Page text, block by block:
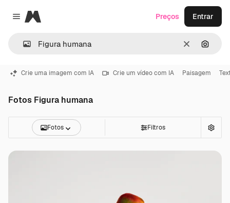
Close menu
Magnific
Limpar
Preços Entrar
Crie uma imagem com IA Crie um vídeo com IA Paisagem
Fotos Figura humana
Fotos Filtros